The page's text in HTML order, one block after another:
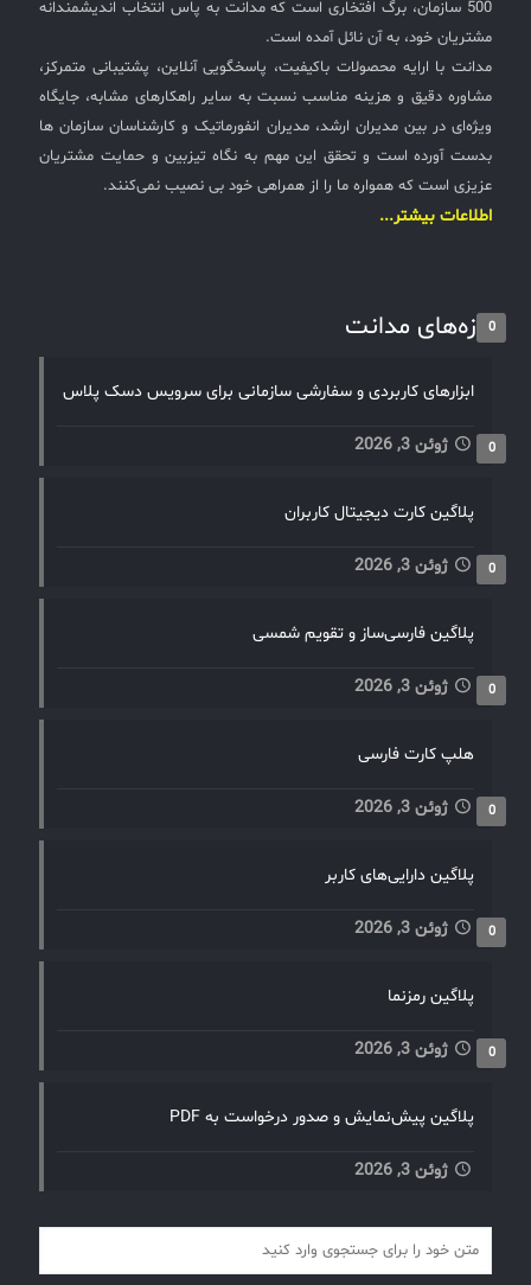
500 سازمان، برگ افتخاری است که مدانت به پاس انتخاب اندیشمندانه
مشتریان خود، به آن نائل آمده است.
مدانت با ارایه محصولات باکیفیت، پاسخگویی آنلاین، پشتیبانی متمرکز،
مشاوره دقیق و هزینه مناسب نسبت به سایر راهکارهای مشابه، جایگاه
ویژه‌ای در بین مدیران ارشد، مدیران انفورماتیک و کارشناسان سازمان ها
بدست آورده است و تحقق این مهم به نگاه تیزبین و حمایت مشتریان
عزیزی است که همواره ما را از همراهی خود بی نصیب نمی‌کنند.
اطلاعات بیشتر...
تازه‌های مدانت0
ابزارهای کاربردی و سفارشی سازمانی برای سرویس دسک پلاس
ژوئن 3, 2026 0
پلاگین کارت دیجیتال کاربران
ژوئن 3, 2026 0
پلاگین فارسی‌ساز و تقویم شمسی
ژوئن 3, 2026 0
هلپ کارت فارسی
ژوئن 3, 2026 0
پلاگین دارایی‌های کاربر
ژوئن 3, 2026 0
پلاگین رمزنما
ژوئن 3, 2026 0
پلاگین پیش‌نمایش و صدور درخواست به PDF
ژوئن 3, 2026